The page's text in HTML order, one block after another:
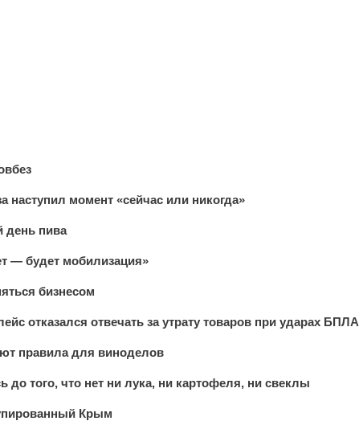
наступил момент «сейчас или никогда»
пива
— будет мобилизация»
бизнесом
отказался отвечать за утрату товаров при ударах БПЛА
правила для виноделов
до того, что нет ни лука, ни картофеля, ни свеклы
Крым